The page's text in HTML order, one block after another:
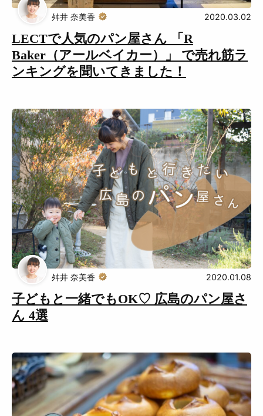
LECTで人気のパン屋さん 「R
Baker（アールベイカー）」 で売れ筋ラ
ンキングを聞いてきました！
舛井 奈美香 2020.03.02
子どもと一緒でもOK♡ 広島のパン屋さ
ん 4選
舛井 奈美香 2020.01.08